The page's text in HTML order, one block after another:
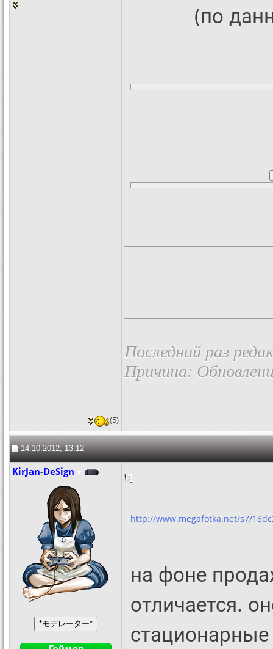
(по
Последний раз
Причина:
(5)
14.10.2012, 13:12
KirJan-DeSign
http://www.megafotka.net/s7/
на фоне
отличается.